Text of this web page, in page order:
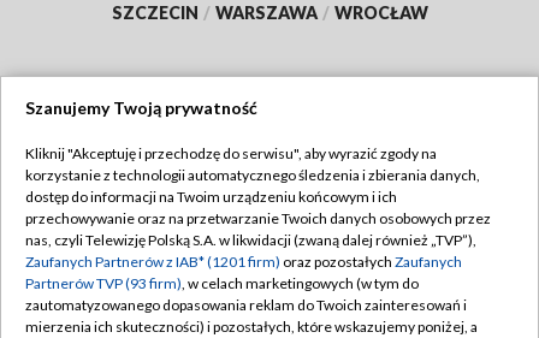
SZCZECIN / WARSZAWA / WROCŁAW
TVP
Abonament TVP
Emisja w TVP
Centrum informacji TVP
Regulamin TVP
Polityka prywatności
Moje zgody
Szanujemy Twoją prywatność
Kliknij "Akceptuję i przechodzę do serwisu", aby wyrazić zgody na
korzystanie z technologii automatycznego śledzenia i zbierania danych,
dostęp do informacji na Twoim urządzeniu końcowym i ich
przechowywanie oraz na przetwarzanie Twoich danych osobowych przez
nas, czyli Telewizję Polską S.A. w likwidacji (zwaną dalej również „TVP”),
Zaufanych Partnerów z IAB* (1201 firm) oraz pozostałych Zaufanych
Partnerów TVP (93 firm), w celach marketingowych (w tym do
zautomatyzowanego dopasowania reklam do Twoich zainteresowań i
mierzenia ich skuteczności) i pozostałych, które wskazujemy poniżej, a